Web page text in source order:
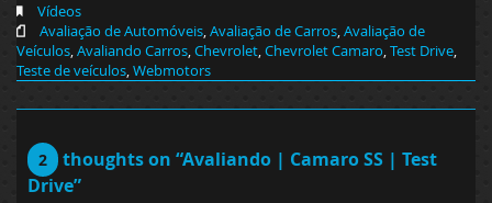
Vídeos
Avaliação de Automóveis,Avaliação de Carros,Avaliação de
Veículos,Avaliando Carros,Chevrolet,Chevrolet Camaro,Test Drive,
Teste de veículos,Webmotors
2
thoughts on “Avaliando | Camaro SS | Test
Drive”